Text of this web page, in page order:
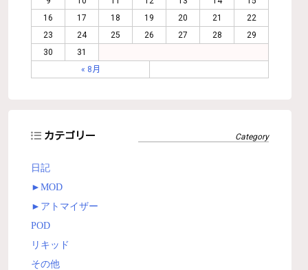
16
17 18 19 20 21
22
23
24 25 26 27 28
29
30
31
« 8月
カテゴリー
日記
► MOD
► アトマイザー
POD
リキッド
その他